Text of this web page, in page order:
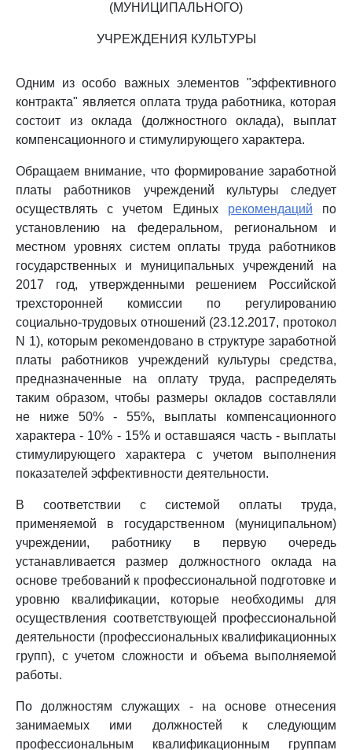
(МУНИЦИПАЛЬНОГО)
УЧРЕЖДЕНИЯ КУЛЬТУРЫ
Одним из особо важных элементов "эффективного
контракта" является оплата труда работника, которая
состоит из оклада (должностного оклада), выплат
компенсационного и стимулирующего характера.
Обращаем внимание, что формирование заработной
платы работников учреждений культуры следует
осуществлять с учетом Единых рекомендаций по
установлению на федеральном, региональном и
местном уровнях систем оплаты труда работников
государственных и муниципальных учреждений на
2017 год, утвержденными решением Российской
трехсторонней комиссии по регулированию
социально-трудовых отношений (23.12.2017, протокол
N 1), которым рекомендовано в структуре заработной
платы работников учреждений культуры средства,
предназначенные на оплату труда, распределять
таким образом, чтобы размеры окладов составляли
не ниже 50% - 55%, выплаты компенсационного
характера - 10% - 15% и оставшаяся часть - выплаты
стимулирующего характера с учетом выполнения
показателей эффективности деятельности.
В соответствии с системой оплаты труда,
применяемой в государственном (муниципальном)
учреждении, работнику в первую очередь
устанавливается размер должностного оклада на
основе требований к профессиональной подготовке и
уровню квалификации, которые необходимы для
осуществления соответствующей профессиональной
деятельности (профессиональных квалификационных
групп), с учетом сложности и объема выполняемой
работы.
По должностям служащих - на основе отнесения
занимаемых ими должностей к следующим
профессиональным квалификационным группам